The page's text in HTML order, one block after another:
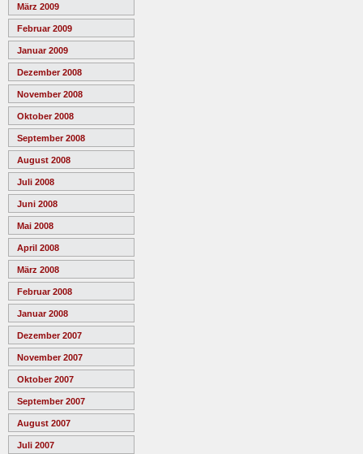
März 2009
Februar 2009
Januar 2009
Dezember 2008
November 2008
Oktober 2008
September 2008
August 2008
Juli 2008
Juni 2008
Mai 2008
April 2008
März 2008
Februar 2008
Januar 2008
Dezember 2007
November 2007
Oktober 2007
September 2007
August 2007
Juli 2007